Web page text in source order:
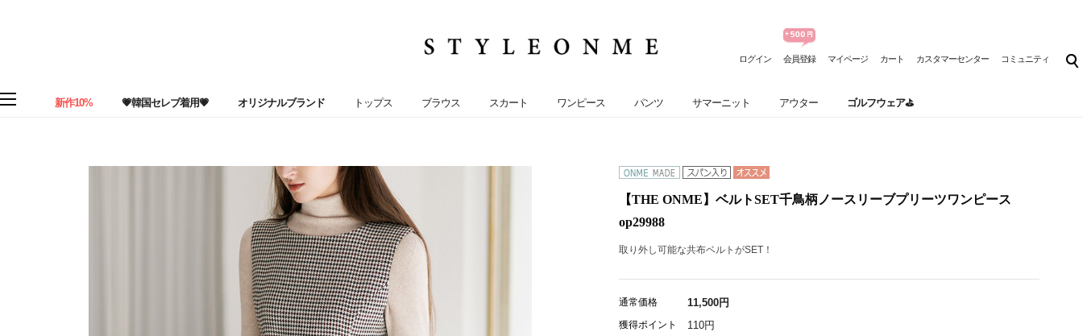
ログイン 会員登録 マイページ カート カスタマーセンター コミュニティ
新作10% 💗韓国セレブ着用💗 オリジナルブランド トップス ブラウス スカート ワンピース パンツ サマーニット アウター ゴルフウェア⛳
【THE ONME】ベルトSET千鳥柄ノースリーブプリーツワンピース
op29988
取り外し可能な共布ベルトがSET！
通常価格 11,500円
獲得ポイント 110円